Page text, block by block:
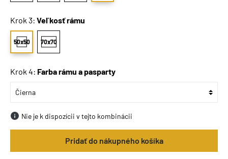
Krok 3: Veľkosť rámu
50x50 70x70
Krok 4: Farba rámu a pasparty
Nie je k dispozícii v tejto kombinácii
Pridať do nákupného košíka